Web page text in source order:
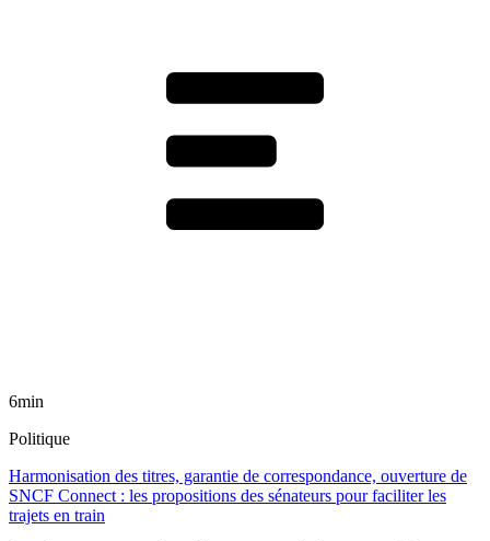
6min
Politique
Harmonisation des titres, garantie de correspondance, ouverture de
SNCF Connect : les propositions des sénateurs pour faciliter les
trajets en train